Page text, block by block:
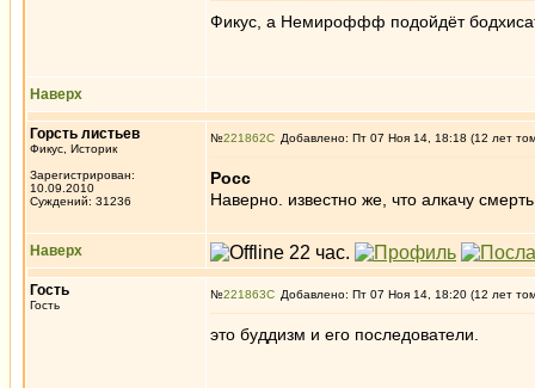
Фикус, а Немироффф подойдёт
Наверх
Горсть листьев
Фикус, Историк
Зарегистрирован:
10.09.2010
Суждений: 31236
№221862 Добавлено: Пт 07 Ноя 14, 18:18 (12 лет
Росс
Наверно. известно же, что алкачу
Наверх
Гоcть
Гость
№221863 Добавлено: Пт 07 Ноя 14, 18:20 (12 лет
это буддизм и его последователи.